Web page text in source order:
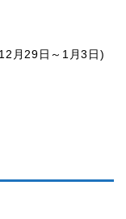
月29日～1月3日)